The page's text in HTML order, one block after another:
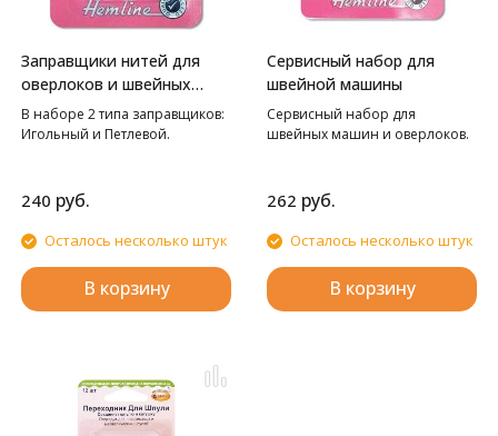
Заправщики нитей для
оверлоков и швейных
машин Hemline
В наборе 2 типа заправщиков:
Игольный и Петлевой.
240 руб.
Осталось несколько штук
В корзину
Сервисный набор для
швейной машины
Сервисный набор для
швейных машин и оверлоков.
262 руб.
Осталось несколько штук
В корзину